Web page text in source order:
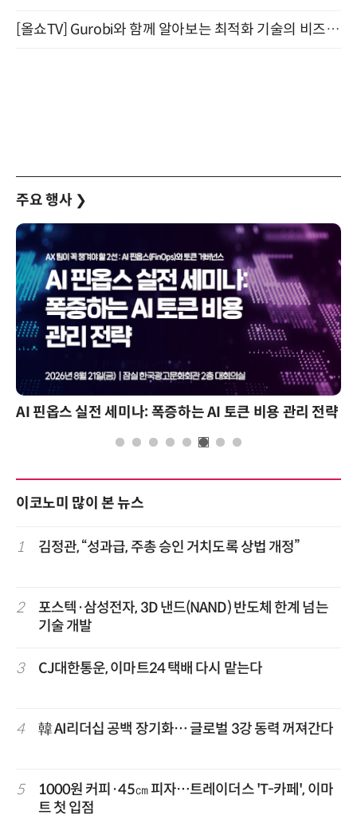
[올쇼TV] Gurobi와 함께 알아보는 최적화 기술의 비즈니스 활용 (8월 20일 생방송)
주요 행사 ❯
AI 핀옵스 실전 세미나: 폭증하는 AI 토큰 비용 관리 전략
이코노미 많이 본 뉴스
1 김정관, “성과급, 주총 승인 거치도록 상법 개정”
2
포스텍·삼성전자, 3D 낸드(NAND) 반도체 한계 넘는
기술 개발
3 CJ대한통운, 이마트24 택배 다시 맡는다
4 韓 AI리더십 공백 장기화… 글로벌 3강 동력 꺼져간다
5
1000원 커피·45㎝ 피자…트레이더스 'T-카페', 이마
트 첫 입점